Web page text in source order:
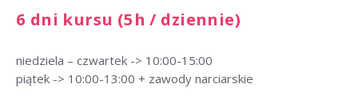
6 dni kursu (5h / dziennie)
niedziela – czwartek -> 10:00-15:00
piątek -> 10:00-13:00 + zawody narciarskie